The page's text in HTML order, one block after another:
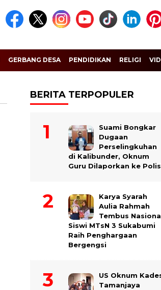
GERBANG DESA PENDIDIKAN RELIGI
BERITA TERPOPULER
Suami Bongkar
Dugaan
Perselingkuhan
di Kalibunder, Oknum
Guru Dilaporkan ke
Karya Syarah
Aulia Rahmah
Tembus
Siswi MTsN 3 Sukabumi
Raih Penghargaan
Bergengsi
US Oknum
Tamanjaya